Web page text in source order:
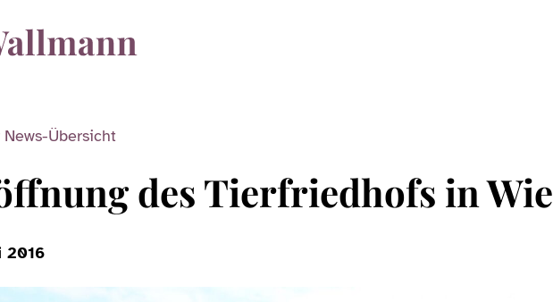
News-Übersicht
des Tierfriedhofs in
2016